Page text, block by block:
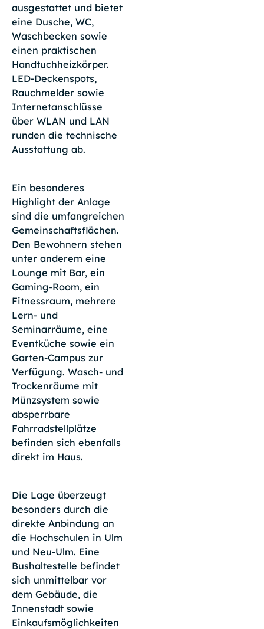
ausgestattet und bietet
eine Dusche, WC,
Waschbecken sowie
einen praktischen
Handtuchheizkörper.
LED-Deckenspots,
Rauchmelder sowie
Internetanschlüsse
über WLAN und LAN
runden die technische
Ausstattung ab.
Ein besonderes
Highlight der Anlage
sind die umfangreichen
Gemeinschaftsflächen.
Den Bewohnern stehen
unter anderem eine
Lounge mit Bar, ein
Gaming-Room, ein
Fitnessraum, mehrere
Lern- und
Seminarräume, eine
Eventküche sowie ein
Garten-Campus zur
Verfügung. Wasch- und
Trockenräume mit
Münzsystem sowie
absperrbare
Fahrradstellplätze
befinden sich ebenfalls
direkt im Haus.
Die Lage überzeugt
besonders durch die
direkte Anbindung an
die Hochschulen in Ulm
und Neu-Ulm. Eine
Bushaltestelle befindet
sich unmittelbar vor
dem Gebäude, die
Innenstadt sowie
Einkaufsmöglichkeiten